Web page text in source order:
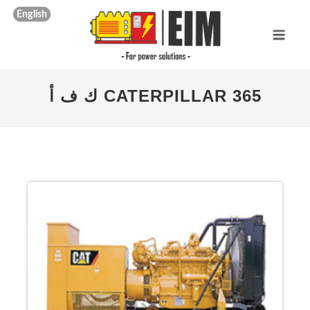
English
CATERPILLAR 365 ك ف أ